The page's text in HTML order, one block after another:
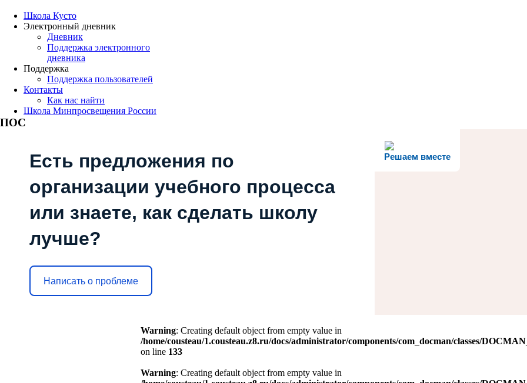
Школа Кусто
Электронный дневник
Дневник
Поддержка электронного
дневника
Поддержка
Поддержка пользователей
Контакты
Как нас найти
Школа Минпросвещения России
ПОС
Решаем вместе
Есть предложения по
организации учебного процесса
или знаете, как сделать школу
лучше?
Написать о проблеме
Warning: Creating default object from empty value in
/home/cousteau/1.cousteau.z8.ru/docs/administrator/components/com_docman/classes/
on line 133
Warning: Creating default object from empty value in